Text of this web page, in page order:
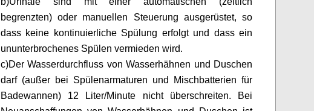
begrenzten) oder manuellen Steuerung ausgerüstet, so
dass keine kontinuierliche Spülung erfolgt und dass ein
ununterbrochenes Spülen vermieden wird.
c)Der Wasserdurchfluss von Wasserhähnen und Duschen
darf (außer bei Spülenarmaturen und Mischbatterien für
Badewannen) 12 Liter/Minute nicht überschreiten. Bei